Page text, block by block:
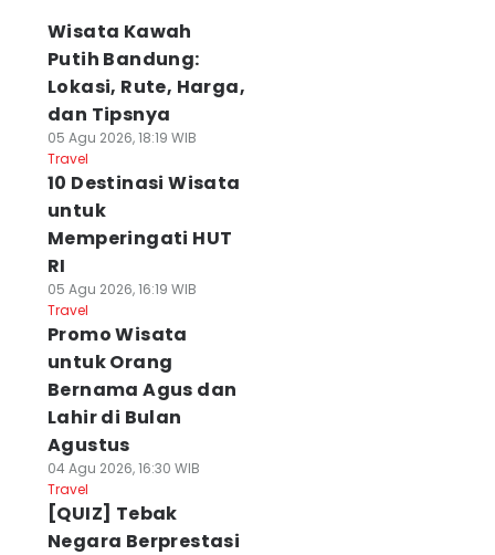
Wisata Kawah
Putih Bandung:
Lokasi, Rute, Harga,
dan Tipsnya
05 Agu 2026, 18:19 WIB
Travel
10 Destinasi Wisata
untuk
Memperingati HUT
RI
05 Agu 2026, 16:19 WIB
Travel
Promo Wisata
untuk Orang
Bernama Agus dan
Lahir di Bulan
Agustus
04 Agu 2026, 16:30 WIB
Travel
[QUIZ] Tebak
Negara Berprestasi